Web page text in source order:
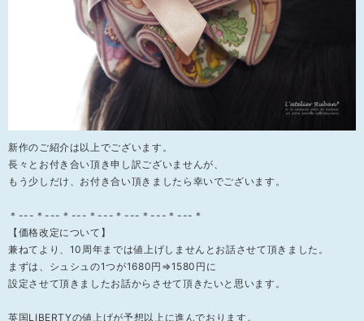
新作のご紹介は以上でございます。
長々とお付き合い頂き申し訳ございませんが、
もう少しだけ、お付き合い頂きましたら幸いでございます。
＊---＊---＊---＊---＊---＊---＊---＊
【価格改定について】
兼ねてより、10周年までは値上げしませんとお話させて頂きました。
まずは、シュシュの1つが1680円⇒1580円に
設定させて頂きましたお話からさせて頂きたいと思います。
英国LIBERTYの値上げが予想以上に進んでおります。